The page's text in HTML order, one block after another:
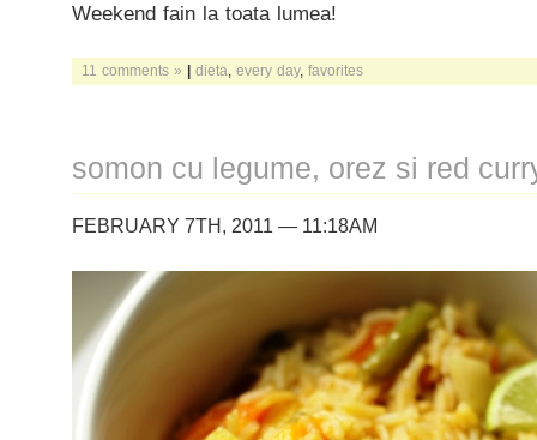
Weekend fain la toata lumea!
11 comments » | dieta every day, favorites
somon cu legume, orez si red
FEBRUARY 7TH, 2011 — 11:18AM